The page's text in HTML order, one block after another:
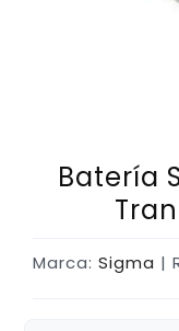
Batería
Marca: Sigma |